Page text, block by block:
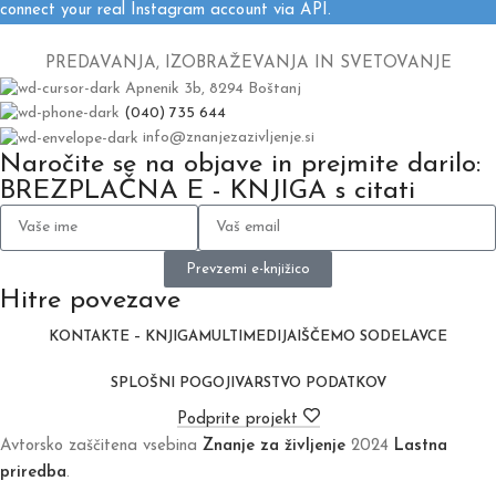
connect your real Instagram account via API.
PREDAVANJA, IZOBRAŽEVANJA IN SVETOVANJE
Apnenik 3b, 8294 Boštanj
(040) 735 644
info@znanjezazivljenje.si
Naročite se na objave in prejmite darilo:
BREZPLAČNA E - KNJIGA s citati
Prevzemi e-knjižico
Hitre povezave
KONTAKT E – KNJIGA MULTIMEDIJA IŠČEMO SODELAVCE
SPLOŠNI POGOJI VARSTVO PODATKOV
Podprite projekt
Avtorsko zaščitena vsebina Znanje za življenje 2024 Lastna
priredba.